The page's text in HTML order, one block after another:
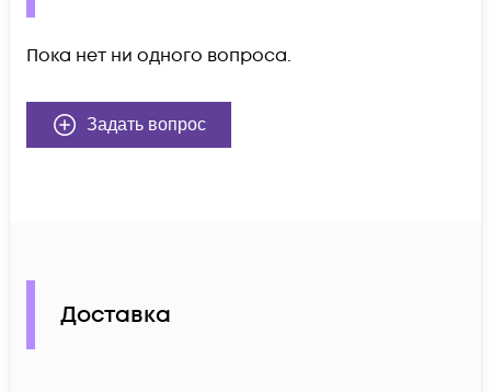
Пока нет ни одного вопроса.
Задать вопрос
Доставка